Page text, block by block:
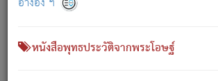
หนังสือพุทธประวัติจากพระโอษฐ์